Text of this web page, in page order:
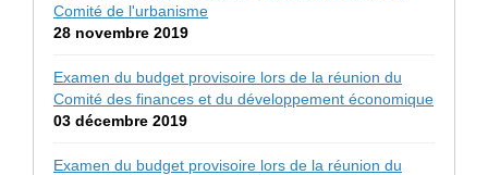
Comité de l'urbanisme
28 novembre 2019
Examen du budget provisoire lors de la réunion du
Comité des finances et du développement économique
03 décembre 2019
Examen du budget provisoire lors de la réunion du